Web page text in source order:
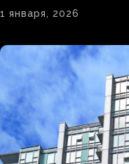
1 января, 2026